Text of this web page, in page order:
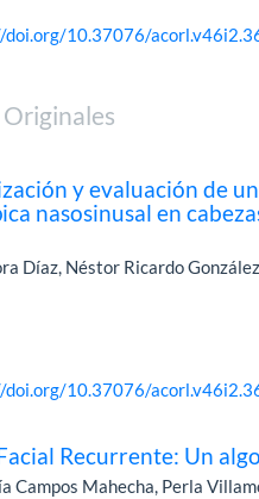
10.37076/
y evaluación de
nasosinusal en
Díaz, Néstor Ricardo
doi.org/10.37076/
Recurrente: Un
Campos Mahecha, Perla